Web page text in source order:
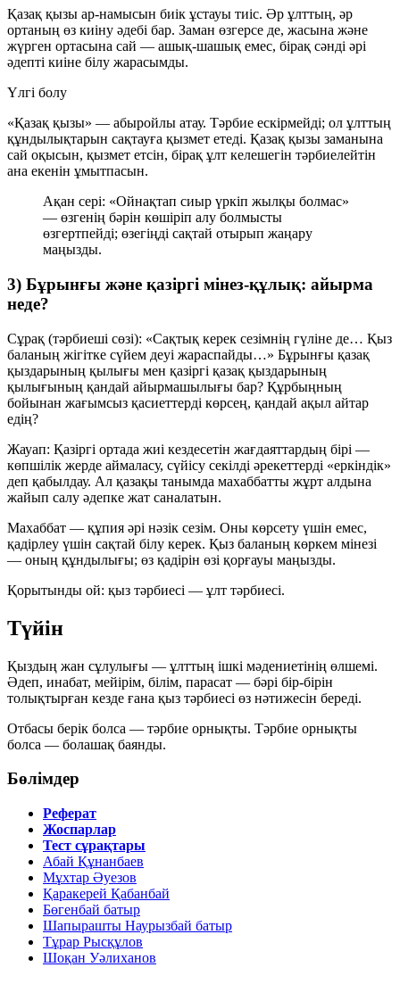
Қазақ қызы ар-намысын биік ұстауы тиіс. Әр ұлттың, әр
ортаның өз киіну әдебі бар. Заман өзгерсе де, жасына және
жүрген ортасына сай — ашық-шашық емес, бірақ сәнді әрі
әдепті киіне білу жарасымды.
Үлгі болу
«Қазақ қызы» — абыройлы атау. Тәрбие ескірмейді; ол ұлттың
құндылықтарын сақтауға қызмет етеді. Қазақ қызы заманына
сай оқысын, қызмет етсін, бірақ ұлт келешегін тәрбиелейтін
ана екенін ұмытпасын.
Ақан сері: «Ойнақтап сиыр үркіп жылқы болмас»
— өзгенің бәрін көшіріп алу болмысты
өзгертпейді; өзегіңді сақтай отырып жаңару
маңызды.
3) Бұрынғы және қазіргі мінез-құлық: айырма
неде?
Сұрақ (тәрбиеші сөзі): «Сақтық керек сезімнің гүліне де… Қыз
баланың жігітке сүйем деуі жараспайды…» Бұрынғы қазақ
қыздарының қылығы мен қазіргі қазақ қыздарының
қылығының қандай айырмашылығы бар? Құрбыңның
бойынан жағымсыз қасиеттерді көрсең, қандай ақыл айтар
едің?
Жауап: Қазіргі ортада жиі кездесетін жағдаяттардың бірі —
көпшілік жерде аймаласу, сүйісу секілді әрекеттерді «еркіндік»
деп қабылдау. Ал қазақы танымда махаббатты жұрт алдына
жайып салу әдепке жат саналатын.
Махаббат — құпия әрі нәзік сезім. Оны көрсету үшін емес,
қадірлеу үшін сақтай білу керек. Қыз баланың көркем мінезі
— оның құндылығы; өз қадірін өзі қорғауы маңызды.
Қорытынды ой: қыз тәрбиесі — ұлт тәрбиесі.
Түйін
Қыздың жан сұлулығы — ұлттың ішкі мәдениетінің өлшемі.
Әдеп, инабат, мейірім, білім, парасат — бәрі бір-бірін
толықтырған кезде ғана қыз тәрбиесі өз нәтижесін береді.
Отбасы берік болса — тәрбие орнықты. Тәрбие орнықты
болса — болашақ баянды.
Бөлімдер
Реферат
Жоспарлар
Тест сұрақтары
Абай Құнанбаев
Мұхтар Әуезов
Қаракерей Қабанбай
Бөгенбай батыр
Шапырашты Наурызбай батыр
Тұрар Рысқұлов
Шоқан Уәлиханов